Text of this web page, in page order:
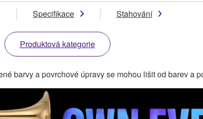
Specifikace Stahování
Produktová kategorie
barvy a povrchové úpravy se mohou lišit od barev a